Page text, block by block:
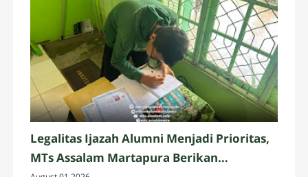
Legalitas Ijazah Alumni Menjadi Prioritas,
MTs Assalam Martapura Berikan